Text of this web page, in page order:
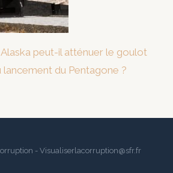
peut-il atténuer le goulot
lancement du Pentagone ?
- Visualiserlacorruption@sfr.fr